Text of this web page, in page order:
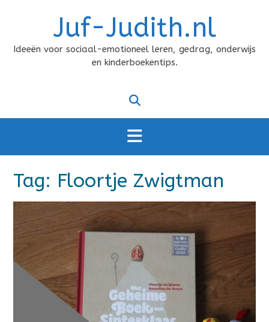
Juf-Judith.nl
Ideeën voor sociaal-emotioneel leren, gedrag, onderwijs
en kinderboekentips.
Tag: Floortje Zwigtman